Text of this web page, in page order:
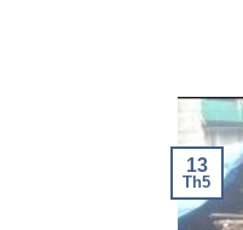
13
Th5